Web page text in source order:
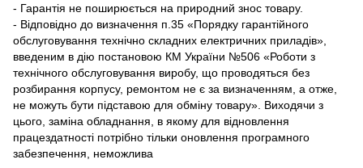
- Гарантія не поширюється на природний знос товару.
- Відповідно до визначення п.35 «Порядку гарантійного
обслуговування технічно складних електричних приладів»,
введеним в дію постановою КМ України №506 «Роботи з
технічного обслуговування виробу, що проводяться без
розбирання корпусу, ремонтом не є за визначенням, а отже,
не можуть бути підставою для обміну товару». Виходячи з
цього, заміна обладнання, в якому для відновлення
працездатності потрібно тільки оновлення програмного
забезпечення, неможлива